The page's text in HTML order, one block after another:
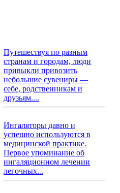
Путешествуя по разным
странам и городам, люди
привыкли привозить
небольшие сувениры —
себе, родственникам и
друзьям....
Ингаляторы давно и
успешно используются в
медицинской практике.
Первое упоминание об
ингаляционном лечении
легочных...